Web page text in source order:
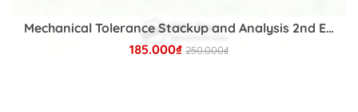
explanations, informed by feedback and
experience from previous editions, underscore
Mechanical Tolerance Stackup and Analysis 2nd Edition
185.000₫ 250.000₫